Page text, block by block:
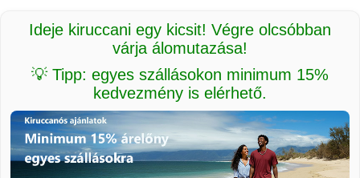
Ideje kiruccani egy kicsit! Végre olcsóbban
várja álomutazása!
💡 Tipp: egyes szállásokon minimum 15%
kedvezmény is elérhető.